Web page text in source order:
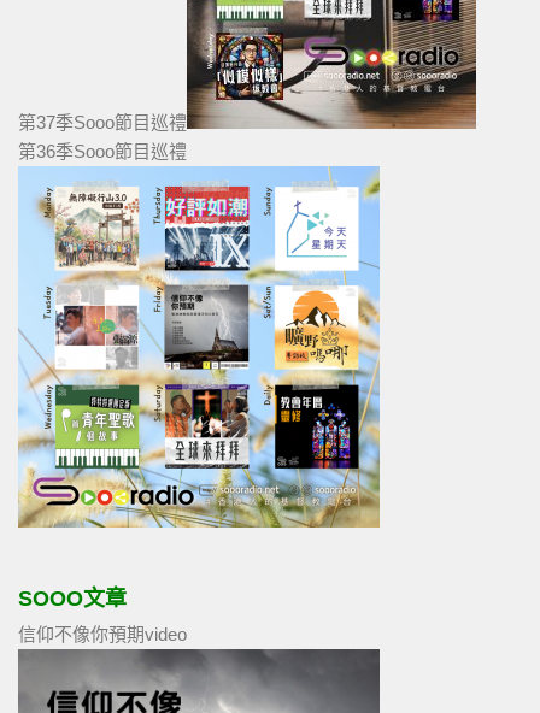
第37季Sooo節目巡禮
第36季Sooo節目巡禮
SOOO文章
信仰不像你預期video